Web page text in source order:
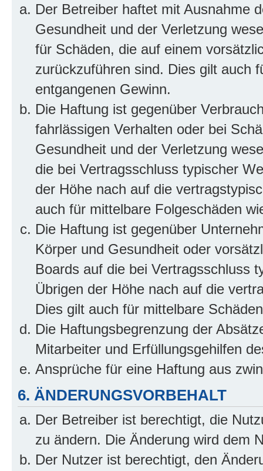
Der Betreiber haftet mit Ausnahme
Gesundheit und der Verletzung
für Schäden, die auf einem
zurückzuführen sind. Dies gilt auch
entgangenen Gewinn.
Die Haftung ist gegenüber
fahrlässigen Verhalten oder bei
Gesundheit und der Verletzung
die bei Vertragsschluss typischer
der Höhe nach auf die
auch für mittelbare Folgeschäden
Die Haftung ist gegenüber
Körper und Gesundheit oder
Boards auf die bei Vertragsschluss
Übrigen der Höhe nach auf die
Dies gilt auch für mittelbare
Die Haftungsbegrenzung der
Mitarbeiter und Erfüllungsgehilfen
Ansprüche für eine Haftung aus
6. ÄNDERUNGSVORBEHALT
Der Betreiber ist berechtigt, die
zu ändern. Die Änderung wird dem
Der Nutzer ist berechtigt, den